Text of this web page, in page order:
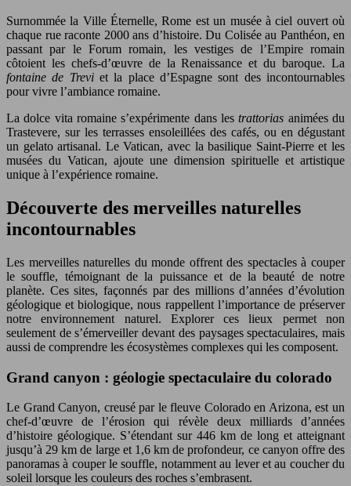
Surnommée la Ville Éternelle, Rome est un musée à ciel ouvert où
chaque rue raconte 2000 ans d’histoire. Du Colisée au Panthéon, en
passant par le Forum romain, les vestiges de l’Empire romain
côtoient les chefs-d’œuvre de la Renaissance et du baroque. La
fontaine de Trevi et la place d’Espagne sont des incontournables
pour vivre l’ambiance romaine.
La dolce vita romaine s’expérimente dans lestrattorias animées du
Trastevere, sur les terrasses ensoleillées des cafés, ou en dégustant
un gelato artisanal. Le Vatican, avec la basilique Saint-Pierre et les
musées du Vatican, ajoute une dimension spirituelle et artistique
unique à l’expérience romaine.
Découverte des merveilles naturelles
incontournables
Les merveilles naturelles du monde offrent des spectacles à couper
le souffle, témoignant de la puissance et de la beauté de notre
planète. Ces sites, façonnés par des millions d’années d’évolution
géologique et biologique, nous rappellent l’importance de préserver
notre environnement naturel. Explorer ces lieux permet non
seulement de s’émerveiller devant des paysages spectaculaires, mais
aussi de comprendre les écosystèmes complexes qui les composent.
Grand canyon : géologie spectaculaire du colorado
Le Grand Canyon, creusé par le fleuve Colorado en Arizona, est un
chef-d’œuvre de l’érosion qui révèle deux milliards d’années
d’histoire géologique. S’étendant sur 446 km de long et atteignant
jusqu’à 29 km de large et 1,6 km de profondeur, ce canyon offre des
panoramas à couper le souffle, notamment au lever et au coucher du
soleil lorsque les couleurs des roches s’embrasent.